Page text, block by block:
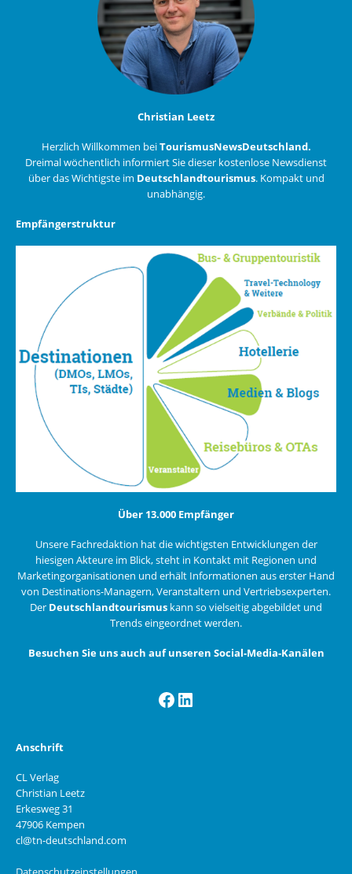
Christian Leetz
Herzlich Willkommen beiTourismusNewsDeutschland.
Dreimal wöchentlich informiert Sie dieser kostenlose Newsdienst
über das Wichtigste im Deutschlandtourismus. Kompakt und
unabhängig.
Empfängerstruktur
Über 13.000 Empfänger
Unsere Fachredaktion hat die wichtigsten Entwicklungen der
hiesigen Akteure im Blick, steht in Kontakt mit Regionen und
Marketingorganisationen und erhält Informationen aus erster Hand
von Destinations-Managern, Veranstaltern und Vertriebsexperten.
Der Deutschlandtourismus kann so vielseitig abgebildet und
Trends eingeordnet werden.
Besuchen Sie uns auch auf unseren Social-Media-Kanälen
Facebook
LinkedIn
Anschrift
CL Verlag
Christian Leetz
Erkesweg 31
47906 Kempen
cl@tn-deutschland.com